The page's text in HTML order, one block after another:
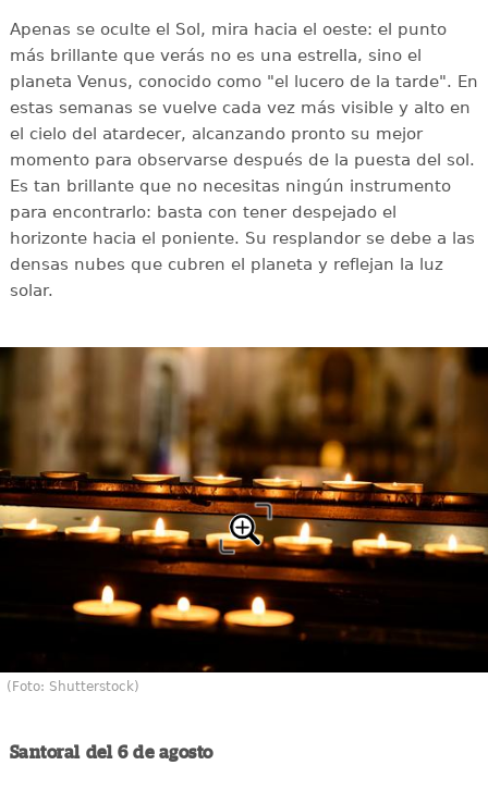
Apenas se oculte el Sol, mira hacia el oeste: el punto
más brillante que verás no es una estrella, sino el
planeta Venus, conocido como "el lucero de la tarde". En
estas semanas se vuelve cada vez más visible y alto en
el cielo del atardecer, alcanzando pronto su mejor
momento para observarse después de la puesta del sol.
Es tan brillante que no necesitas ningún instrumento
para encontrarlo: basta con tener despejado el
horizonte hacia el poniente. Su resplandor se debe a las
densas nubes que cubren el planeta y reflejan la luz
solar.
(Foto: Shutterstock)
Santoral del 6 de agosto